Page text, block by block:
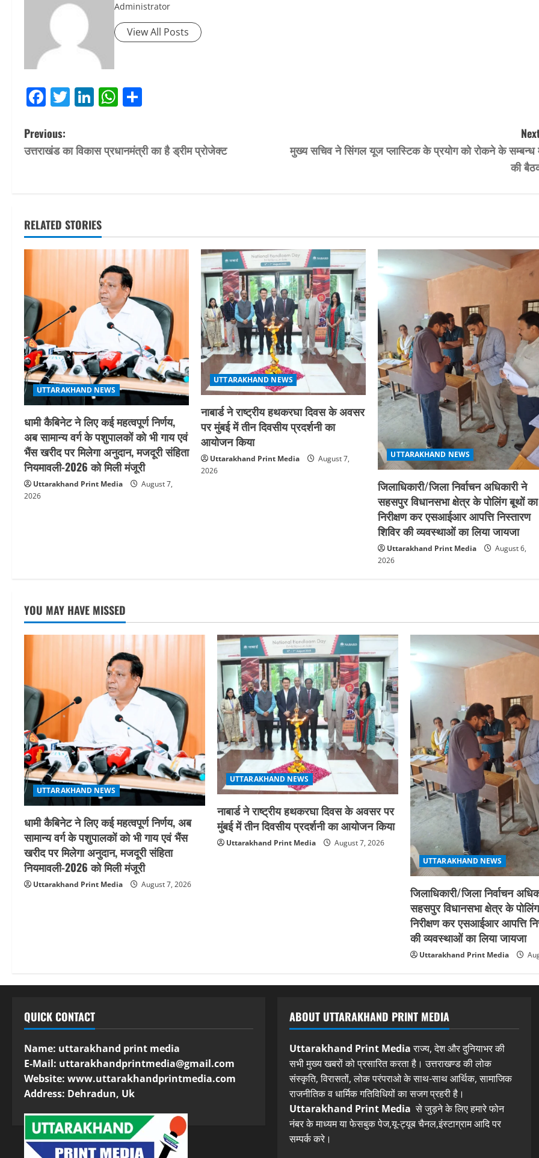
Administrator
View All Posts
Facebook
Twitter
LinkedIn
WhatsApp
P
o
n
v
i
g
a
t
i
o
n
Previous:
उत्तराखंड का विकास प्रधानमंत्री का है ड्रीम प्रोजेक्ट
मुख्य सचिव ने सिंगल यूज प्लास्टिक के प्रयोग को रोकने के सम्बन्ध
की
RELATED STORIES
UTTARAKHAND NEWS
धामी कैबिनेट ने लिए कई महत्वपूर्ण निर्णय,
अब सामान्य वर्ग के पशुपालकों को भी गाय एवं
भैंस खरीद पर मिलेगा अनुदान, मजदूरी संहिता
नियमावली-2026 को मिली मंजूरी
Uttarakhand Print Media
August 7,
2026
UTTARAKHAND NEWS
नाबार्ड ने राष्ट्रीय हथकरघा दिवस के अवसर
पर मुंबई में तीन दिवसीय प्रदर्शनी का
आयोजन किया
Uttarakhand Print Media
August 7,
2026
UTTARAKHAND NEWS
जिलाधिकारी/जिला निर्वाचन अधिकारी ने
सहसपुर विधानसभा क्षेत्र के पोलिंग बूथों का
निरीक्षण कर एसआईआर आपत्ति निस्तारण
शिविर की व्यवस्थाओं का लिया जायजा
Uttarakhand Print Media
August 6,
2026
YOU MAY HAVE MISSED
UTTARAKHAND NEWS
धामी कैबिनेट ने लिए कई महत्वपूर्ण निर्णय, अब
सामान्य वर्ग के पशुपालकों को भी गाय एवं भैंस
खरीद पर मिलेगा अनुदान, मजदूरी संहिता
नियमावली-2026 को मिली मंजूरी
Uttarakhand Print Media August 7, 2026
UTTARAKHAND NEWS
नाबार्ड ने राष्ट्रीय हथकरघा दिवस के अवसर पर
मुंबई में तीन दिवसीय प्रदर्शनी का आयोजन किया
Uttarakhand Print Media
August 7, 2026
UTTARAKHAND NEWS
जिलाधिकारी/जिला निर्वाचन
सहसपुर विधानसभा क्षेत्र के
निरीक्षण कर एसआईआर आपत्ति
की व्यवस्थाओं का लिया जायजा
Uttarakhand Print Media
QUICK CONTACT
Name: uttarakhand print media
E-Mail: uttarakhandprintmedia@gmail.com
Website: www.uttarakhandprintmedia.com
Address: Dehradun, Uk
ABOUT UTTARAKHAND PRINT MEDIA
Uttarakhand Print Mediaराज्य, देश और दुनियाभर की
सभी मुख्य खबरों को प्रसारित करता है। उत्तराखण्ड की लोक
संस्कृति, विरासतों, लोक परंपराओ के साथ-साथ आर्थिक, सामाजिक
राजनीतिक व धार्मिक गतिविधियों का सजग प्रहरी है।
Uttarakhand Print Media से जुड़ने के लिए हमारे फोन
नंबर के माध्यम या फेसबुक पेज,यू-ट्यूब चैनल,इंस्टाग्राम आदि पर
सम्पर्क करे।